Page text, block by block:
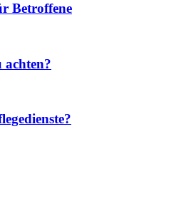
Betroffene